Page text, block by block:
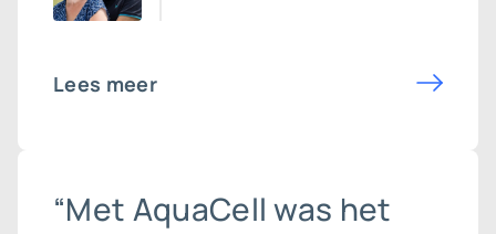
Lees meer
“Met AquaCell was het